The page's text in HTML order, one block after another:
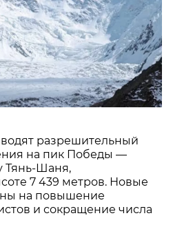
разрешительный
на пик Победы —
Тянь-Шаня,
7 439 метров. Новые
на повышение
и сокращение числа